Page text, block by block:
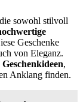
sowohl stilvoll
Geschenke
von Eleganz.
Geschenkideen,
Anklang finden.